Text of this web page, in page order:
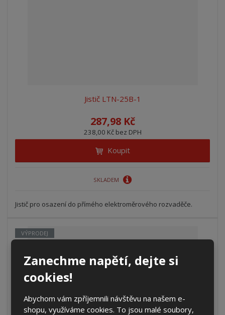
Zanechme napětí, dejte si
cookies!
Abychom vám zpříjemnili návštěvu na našem e-
shopu, využíváme cookies. To jsou malé soubory,
Jistič LTN-25B-1
287,98 Kč
238,00 Kč bez DPH
Koupit
SKLADEM
Jistič pro osazení do přímého elektroměrového rozvaděče.
VÝPRODEJ